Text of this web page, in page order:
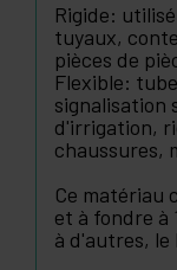
Rigide:
tuyaux,
pièces de
Flexible:
signalisation
d'irrigation,
chaussures,
Ce matériau
et à fondre à
à d'autres, le